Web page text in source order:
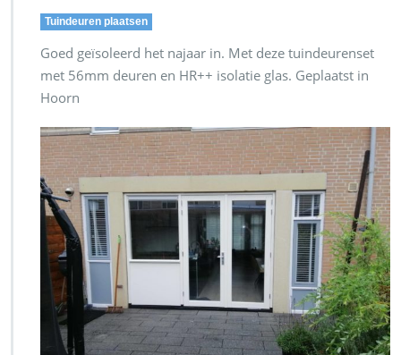
Tuindeuren plaatsen
Goed geïsoleerd het najaar in. Met deze tuindeurenset
met 56mm deuren en HR++ isolatie glas. Geplaatst in
Hoorn